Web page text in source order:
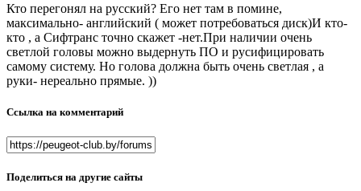
Кто перегонял на русский? Его нет там в помине,
максимально- английский ( может потребоваться диск)И кто-
кто , а Сифтранс точно скажет -нет.При наличии очень
светлой головы можно выдернуть ПО и русифицировать
самому систему. Но голова должна быть очень светлая , а
руки- нереально прямые. ))
Ссылка на комментарий
Поделиться на другие сайты